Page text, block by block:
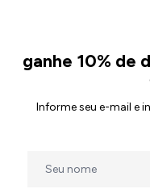
ganhe 10% de
Informe seu e-mail e